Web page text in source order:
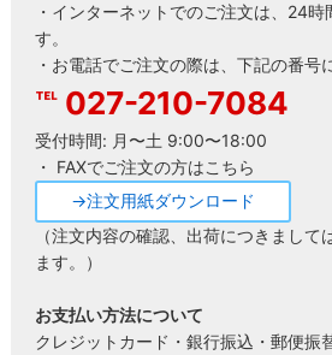
・インターネットでのご注文は、24時
す。
・お電話でご注文の際は、下記の番号
027-210-7084
受付時間: 月〜土 9:00〜18:00
・ FAXでご注文の方はこちら
→注文用紙ダウンロード
（注文内容の確認、出荷につきまして
ます。）
お支払い方法について
クレジットカード・銀行振込・郵便振